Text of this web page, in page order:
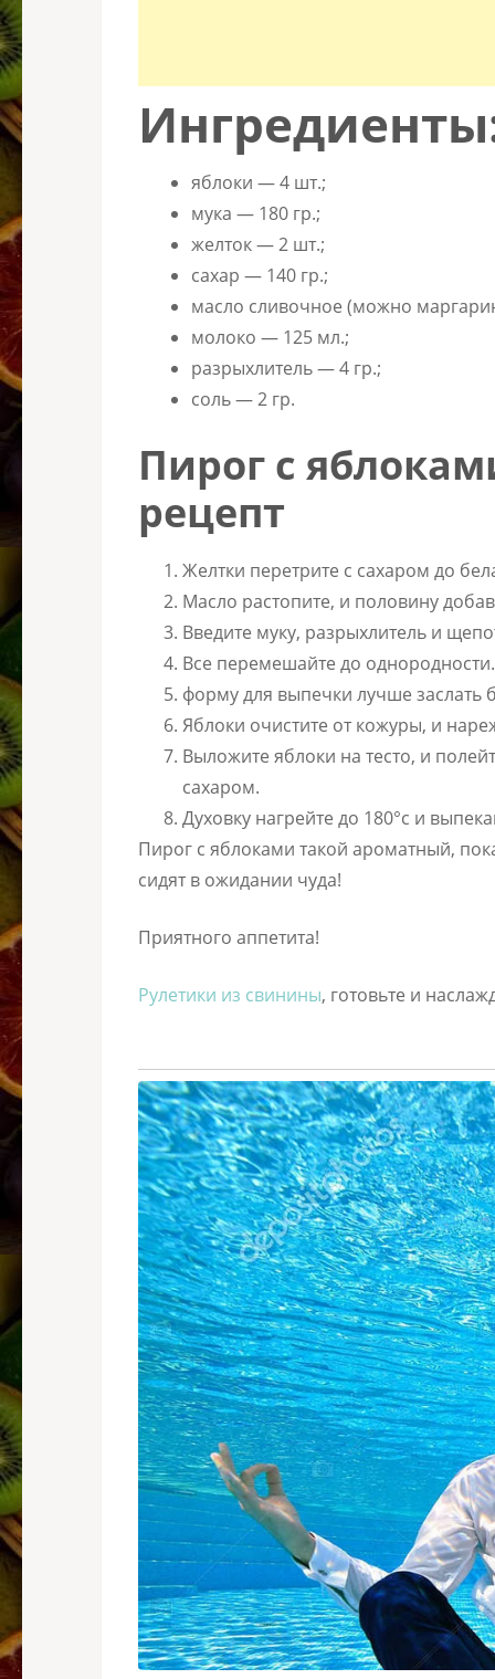
яблоки — 4 шт.;
мука — 180 гр.;
желток — 2 шт.;
сахар — 140 гр.;
масло сливочное (можно
молоко — 125 мл.;
разрыхлитель — 4 гр.;
соль — 2 гр.
Пирог с
рецепт
Желтки перетрите с сахаром до
Масло растопите, и половину
Введите муку, разрыхлитель и
Все перемешайте до однородности.
форму для выпечки лучше заслать
Яблоки очистите от кожуры, и
Выложите яблоки на тесто, и
сахаром.
Духовку нагрейте до 180°с и
Пирог с яблоками такой ароматный,
сидят в ожидании чуда!
Приятного аппетита!
Рулетики из свинины, готовьте и